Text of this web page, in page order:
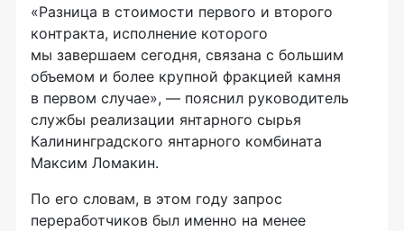
«Разница в стоимости первого и второго
контракта, исполнение которого
мы завершаем сегодня, связана с большим
объемом и более крупной фракцией камня
в первом случае», — пояснил руководитель
службы реализации янтарного сырья
Калининградского янтарного комбината
Максим Ломакин.
По его словам, в этом году запрос
переработчиков был именно на менее